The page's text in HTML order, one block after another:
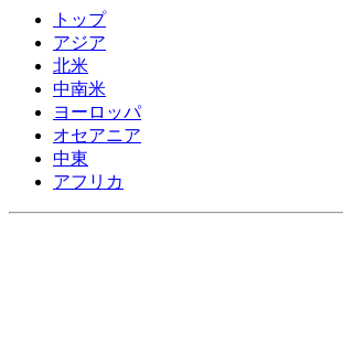
トップ
アジア
北米
中南米
ヨーロッパ
オセアニア
中東
アフリカ